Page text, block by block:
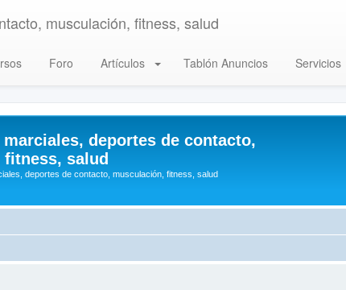
musculación, fitness, salud
Foro Artículos Tablón Anuncios Servicios
deportes de contacto,
salud
deportes de contacto, musculación, fitness, salud